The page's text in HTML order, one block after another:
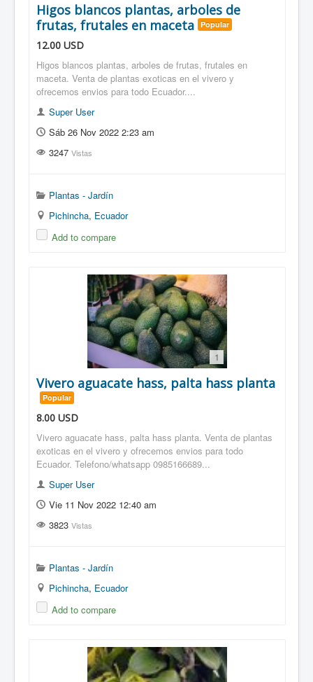
Higos blancos plantas, arboles de
frutas, frutales en maceta Popular
12.00 USD
Higos blancos plantas, arboles de frutas, frutales en
maceta. Venta de plantas exoticas en el vivero y
ofrecemos envios para todo Ecuador....
Super User
Sáb 26 Nov 2022 2:23 am
3247 Vistas
Plantas - Jardín
Pichincha, Ecuador
Add to compare
1
Vivero aguacate hass, palta hass planta
Popular
8.00 USD
Vivero aguacate hass, palta hass planta. Venta de plantas
exoticas en el vivero y ofrecemos envios para todo
Ecuador. Telefono/whatsapp 0985166689...
Super User
Vie 11 Nov 2022 12:40 am
3823 Vistas
Plantas - Jardín
Pichincha, Ecuador
Add to compare